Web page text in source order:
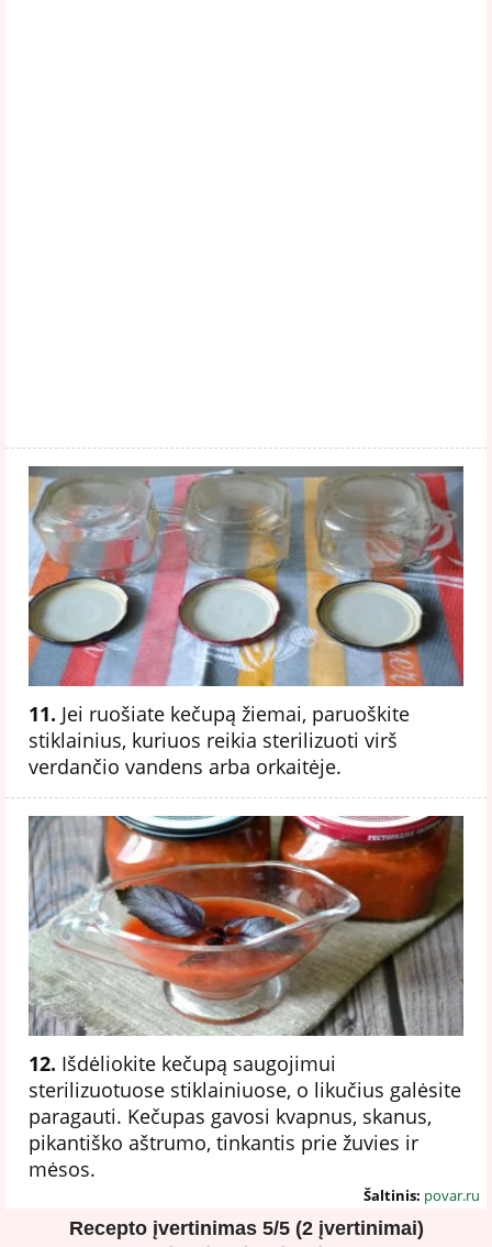
11. Jei ruošiate kečupą žiemai, paruoškite
stiklainius, kuriuos reikia sterilizuoti virš
verdančio vandens arba orkaitėje.
12. Išdėliokite kečupą saugojimui
sterilizuotuose stiklainiuose, o likučius galėsite
paragauti. Kečupas gavosi kvapnus, skanus,
pikantiško aštrumo, tinkantis prie žuvies ir
mėsos.
Šaltinis: povar.ru
Recepto įvertinimas 5/5 (2 įvertinimai)